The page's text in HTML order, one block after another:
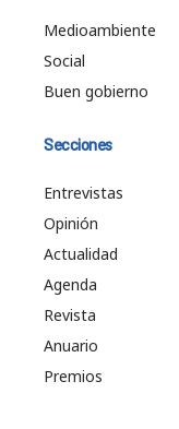
Medioambiente
Social
Buen gobierno
Secciones
Entrevistas
Opinión
Actualidad
Agenda
Revista
Anuario
Premios